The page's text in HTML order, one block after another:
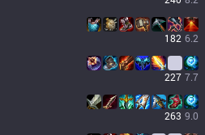
182 6.2
227 7.7
263 9.0